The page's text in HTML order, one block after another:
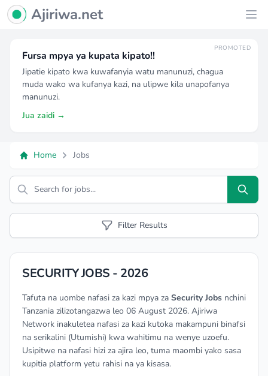
Ajiriwa Network Logo
Ajiriwa.net
PROMOTED
Fursa mpya ya kupata kipato!!
Jipatie kipato kwa kuwafanyia watu manunuzi, chagua
muda wako wa kufanya kazi, na ulipwe kila unapofanya
manunuzi.
Jua zaidi →
Home Jobs
Search
Filter Results
SECURITY JOBS - 2026
Tafuta na uombe nafasi za kazi mpya za Security Jobs nchini
Tanzania zilizotangazwa leo 06 August 2026. Ajiriwa
Network inakuletea nafasi za kazi kutoka makampuni binafsi
na serikalini (Utumishi) kwa wahitimu na wenye uzoefu.
Usipitwe na nafasi hizi za ajira leo, tuma maombi yako sasa
kupitia platform yetu rahisi na ya kisasa.